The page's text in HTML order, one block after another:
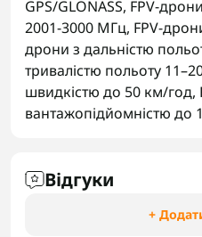
GPS/GLONASS, FPV-
2001-3000 МГц, FPV-
дрони з дальністю
тривалістю польоту
швидкістю до 50 км/год,
вантажопідйомністю до
Відгуки
+